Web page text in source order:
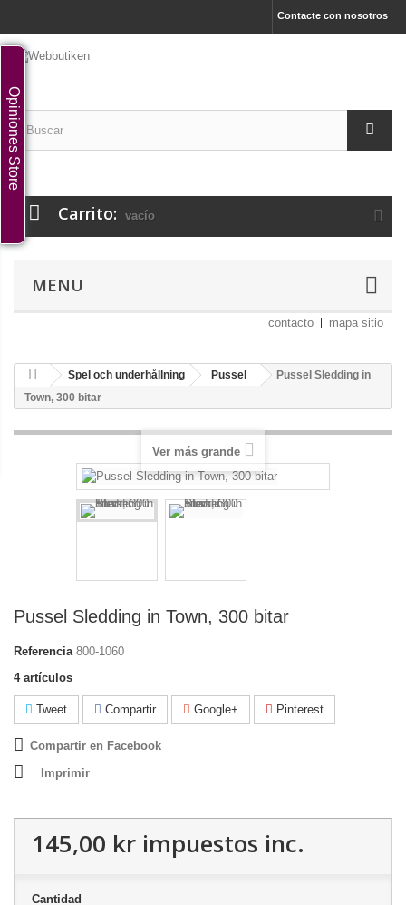
Contacte con nosotros
Carrito: vacío
MENU
contacto mapa sitio
Spel och underhållning Pussel
Pussel Sledding in
Town, 300 bitar
Ver más grande
Pussel Sledding in Town, 300 bitar
Referencia 800-1060
4 artículos
Tweet Compartir Google+ Pinterest
Compartir en Facebook
Imprimir
145,00 kr impuestos inc.
Cantidad
Opiniones Store